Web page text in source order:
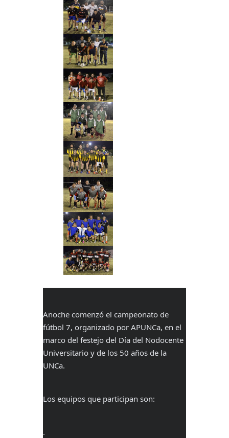
Anoche comenzó el campeonato de
fútbol 7, organizado por APUNCa, en el
marco del festejo del Día del Nodocente
Universitario y de los 50 años de la
UNCa.
Los equipos que participan son:
.